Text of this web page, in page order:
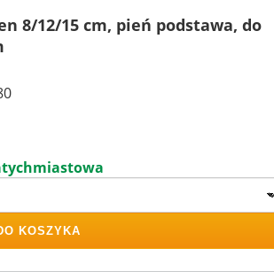
8/12/15 cm, pień podstawa, do
KOSZYKA